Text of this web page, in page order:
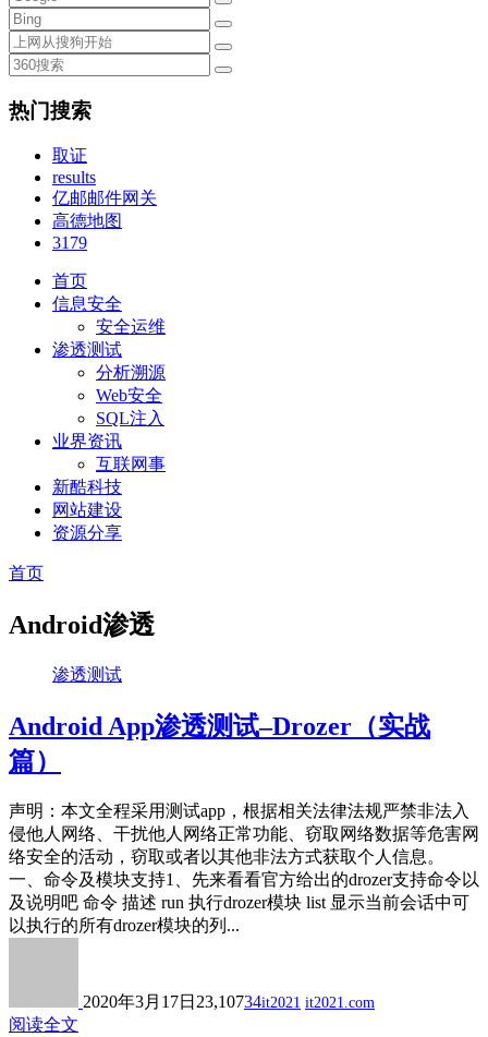
热门搜索
取证
results
亿邮邮件网关
高德地图
3179
首页
信息安全
安全运维
渗透测试
分析溯源
Web安全
SQL注入
业界资讯
互联网事
新酷科技
网站建设
资源分享
首页
Android渗透
渗透测试
Android App渗透测试–Drozer（实战
篇）
​声明：本文全程采用测试app，根据相关法律法规严禁非法入
侵他人网络、干扰他人网络正常功能、窃取网络数据等危害网
络安全的活动，窃取或者以其他非法方式获取个人信息。
一、命令及模块支持1、先来看看官方给出的drozer支持命令以
及说明吧 命令 描述 run 执行drozer模块 list 显示当前会话中可
以执行的所有drozer模块的列...
2020年3月17日 23,10734it2021 it2021.com
阅读全文